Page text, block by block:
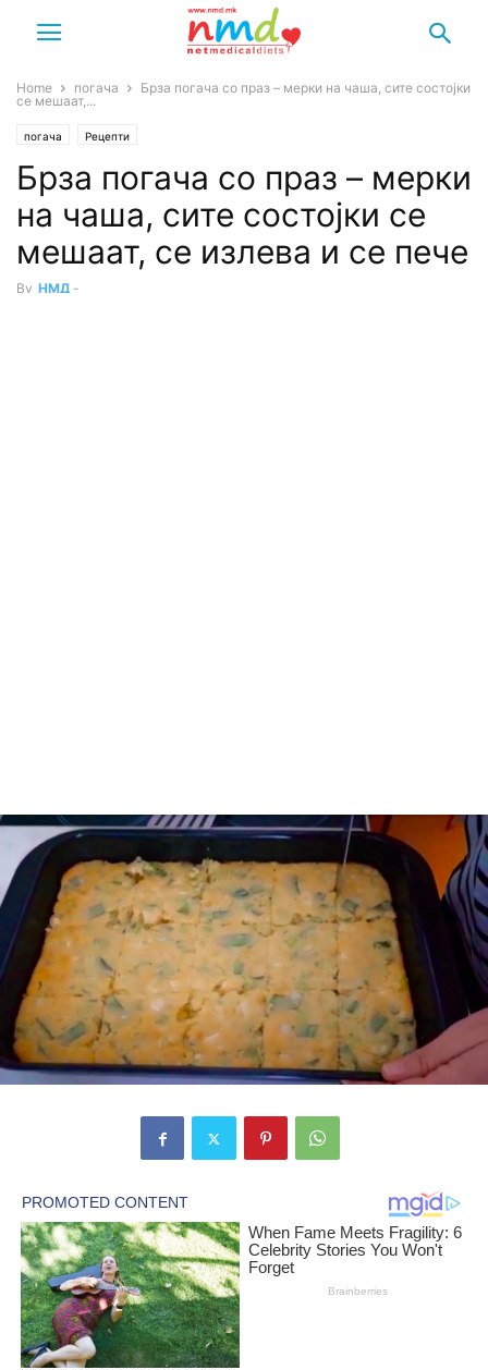
Home погача
Брза погача со праз – мерки на чаша, сите состојки
се мешаат,...
погача Рецепти
Брза погача со праз – мерки
на чаша, сите состојки се
мешаат, се излева и се пече
By НМД -